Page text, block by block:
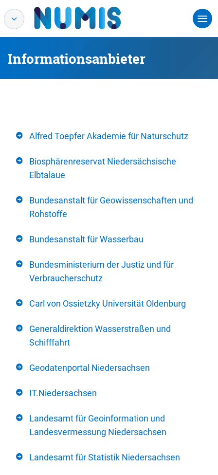
Informationsanbieter
Alfred Toepfer Akademie für Naturschutz
Biosphärenreservat Niedersächsische
Elbtalaue
Bundesanstalt für Geowissenschaften und
Rohstoffe
Bundesanstalt für Wasserbau
Bundesministerium der Justiz und für
Verbraucherschutz
Carl von Ossietzky Universität Oldenburg
Generaldirektion Wasserstraßen und
Schifffahrt
Geodatenportal Niedersachsen
IT.Niedersachsen
Landesamt für Geoinformation und
Landesvermessung Niedersachsen
Landesamt für Statistik Niedersachsen